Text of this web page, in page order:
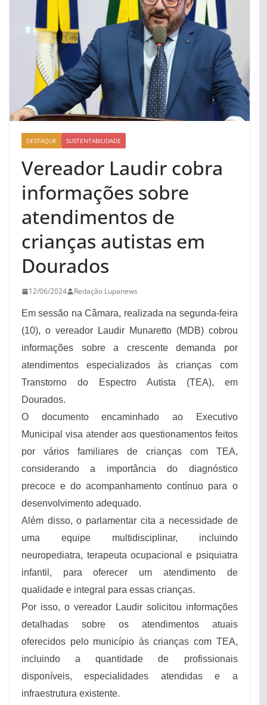
DESTAQUE SUSTENTABILIDADE
Vereador Laudir cobra
informações sobre
atendimentos de
crianças autistas em
Dourados
12/06/2024 Redação Lupanews
Em sessão na Câmara, realizada na segunda-feira
(10), o vereador Laudir Munaretto (MDB) cobrou
informações sobre a crescente demanda por
atendimentos especializados às crianças com
Transtorno do Espectro Autista (TEA), em
Dourados.
O documento encaminhado ao Executivo
Municipal visa atender aos questionamentos feitos
por vários familiares de crianças com TEA,
considerando a importância do diagnóstico
precoce e do acompanhamento contínuo para o
desenvolvimento adequado.
Além disso, o parlamentar cita a necessidade de
uma equipe multidisciplinar, incluindo
neuropediatra, terapeuta ocupacional e psiquiatra
infantil, para oferecer um atendimento de
qualidade e integral para essas crianças.
Por isso, o vereador Laudir solicitou informações
detalhadas sobre os atendimentos atuais
oferecidos pelo município às crianças com TEA,
incluindo a quantidade de profissionais
disponíveis, especialidades atendidas e a
infraestrutura existente.